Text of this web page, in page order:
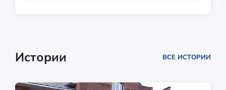
Истории ВСЕ ИСТОРИИ